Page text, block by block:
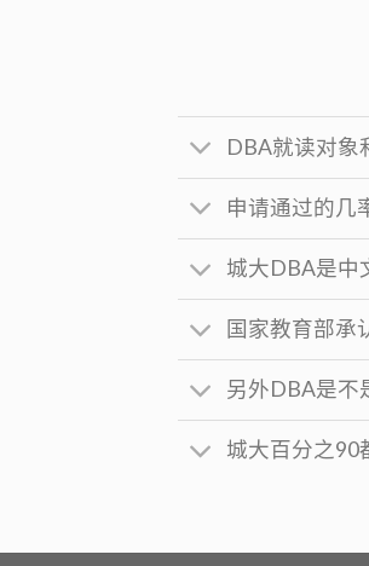
DBA就读对象
申请通过的几
城大DBA是中
国家教育部承
另外DBA是不
城大百分之90